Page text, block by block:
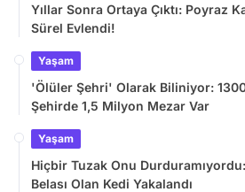
Yıllar Sonra Ortaya Çıktı: Poyraz
Sürel Evlendi!
Yaşam
'Ölüler Şehri' Olarak Biliniyor: 1300
Şehirde 1,5 Milyon Mezar Var
Yaşam
Hiçbir Tuzak Onu
Belası Olan Kedi Yakalandı